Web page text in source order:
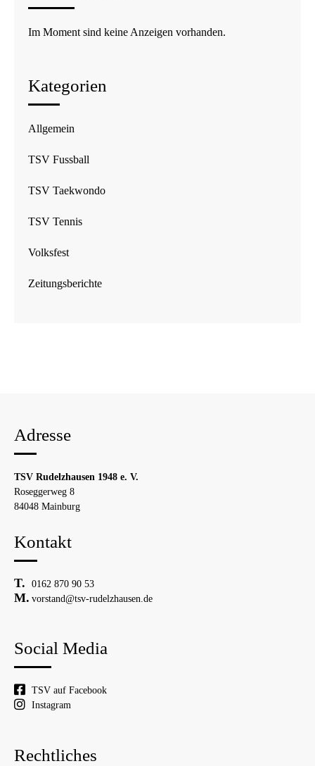
Im Moment sind keine Anzeigen vorhanden.
Kategorien
Allgemein
TSV Fussball
TSV Taekwondo
TSV Tennis
Volksfest
Zeitungsberichte
Adresse
TSV Rudelzhausen 1948 e. V.
Roseggerweg 8
84048 Mainburg
Kontakt
0162 870 90 53
vorstand@tsv-rudelzhausen.de
Social Media
TSV auf Facebook
Instagram
Rechtliches